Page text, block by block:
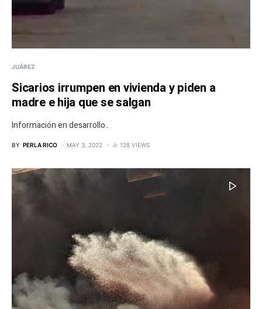
JUÁREZ
Sicarios irrumpen en vivienda y piden a
madre e hija que se salgan
Información en desarrollo..
BY PERLA RICO MAY 3, 2022 128 VIEWS